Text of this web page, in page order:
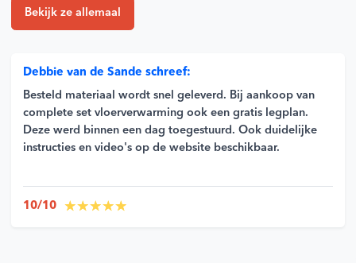
Bekijk ze allemaal
Debbie van de Sande schreef:
Besteld materiaal wordt snel geleverd. Bij aankoop van
complete set vloerverwarming ook een gratis legplan.
Deze werd binnen een dag toegestuurd. Ook duidelijke
instructies en video's op de website beschikbaar.
10/10